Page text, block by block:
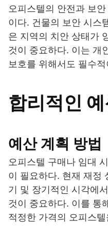
오피스텔의 안전과 보
이다. 건물의 보안 시스
은 지역의 치안 상태가
것이 중요하다. 이는 개
보호를 위해서도 필수적
합리적인
예산 계획 방법
오피스텔 구매나 임대
이 필요하다. 현재 재정
기 및 장기적인 시각에
것이 중요하다. 이를 통
적정한 가격의 오피스